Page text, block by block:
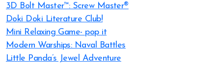
3D Bolt Master™: Screw Master®
Doki Doki Literature Club!
Mini Relaxing Game- pop it
Modern Warships: Naval Battles
Little Panda’s Jewel Adventure